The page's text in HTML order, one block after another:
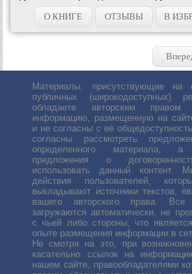
Александровны Пушкиной (в
больше она вчитывалась в текст, тем...
О КНИГЕ ОТЗЫВЫ В
Материалы, присутствующие на
публичных (широкодоступных)
обладаете авторским
информацию, размещенную на
и не согласны с её
согласны рассмотреть
определенного материала,
предложения о
использовать данный контент.
действия пользователей,
выкладывают источники текстов,
вашего авторского права.
загружаются автоматически, не
с чьей либо стороны, что
опыте размещения информации в
Не смотря на это, при
касательно ссылок на
нашем сайте, правообладателями